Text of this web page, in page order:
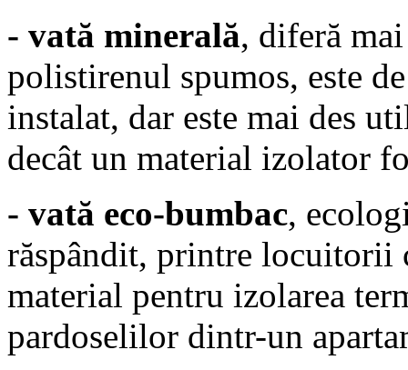
- vată minerală, diferă
polistirenul spumos, este
instalat, dar este mai des
decât un material izolator
- vată eco-bumbac,
răspândit, printre locuitorii
material pentru izolarea
pardoselilor dintr-un